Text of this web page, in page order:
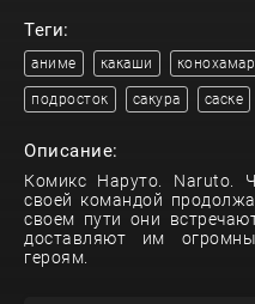
Теги:
аниме какаши
подросток сакура саске
Описание:
Комикс Наруто. Naruto.
своей командой
своем пути они
доставляют им
героям.